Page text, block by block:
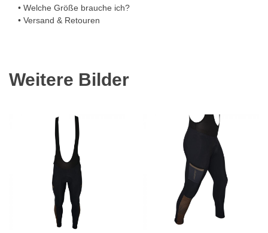
• Welche Größe brauche ich?
• Versand & Retouren
Weitere Bilder